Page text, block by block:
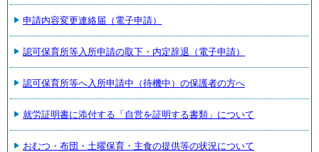
申請内容変更連絡届（電子申請）
認可保育所等入所申請の取下・内定辞退（電子申請）
認可保育所等へ入所申請中（待機中）の保護者の方へ
就労証明書に添付する「自営を証明する書類」について
おむつ・布団・土曜保育・主食の提供等の状況について